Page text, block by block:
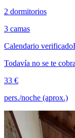
2 dormitorios
3 camas
Calendario verificado
Todavía no se te
33 €
pers./noche (aprox.)